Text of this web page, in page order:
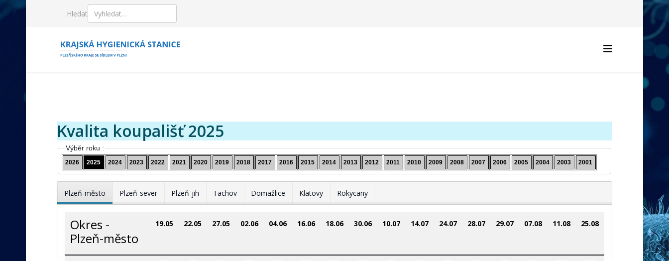
Hledat
Kvalita koupališť 2025
Výběr roku :
2026 2025 2024 2023 2022 2021 2020 2019 2018 2017 2016 2015 2014 2013 2012 2011 2010 2009 2008 2007 2006 2005 2004 2003 2001
Plzeň-město Plzeň-sever Plzeň-jih Tachov Domažlice Klatovy Rokycany
Okres -
Plzeň-město
19.05 22.05 27.05 02.06 04.06 16.06 18.06 30.06 10.07 14.07 24.07 28.07 29.07 07.08 11.08 25.08